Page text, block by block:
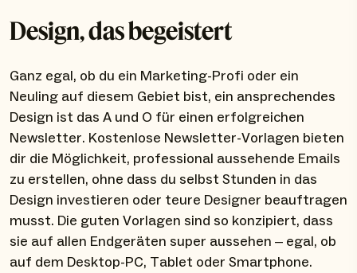
Design, das begeistert
Ganz egal, ob du ein Marketing-Profi oder ein
Neuling auf diesem Gebiet bist, ein ansprechendes
Design ist das A und O für einen erfolgreichen
Newsletter. Kostenlose Newsletter-Vorlagen bieten
dir die Möglichkeit, professional aussehende Emails
zu erstellen, ohne dass du selbst Stunden in das
Design investieren oder teure Designer beauftragen
musst. Die guten Vorlagen sind so konzipiert, dass
sie auf allen Endgeräten super aussehen – egal, ob
auf dem Desktop-PC, Tablet oder Smartphone.